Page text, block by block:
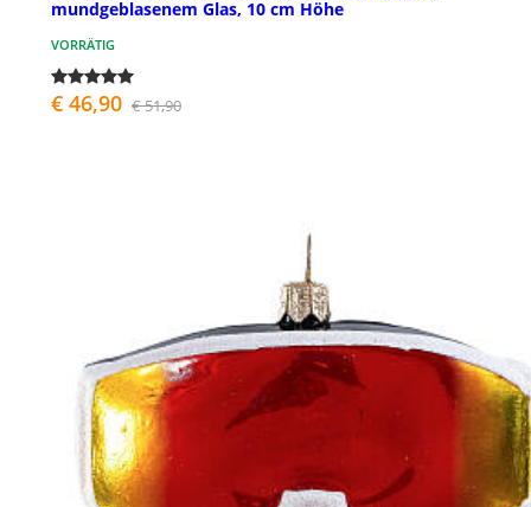
mundgeblasenem Glas, 10 cm Höhe
VORRÄTIG
€ 46,90 € 51,90